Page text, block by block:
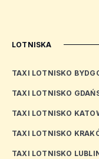
LOTNISKA
TAXI LOTNISKO
TAXI LOTNISKO
TAXI LOTNISKO
TAXI LOTNISKO
TAXI LOTNISKO